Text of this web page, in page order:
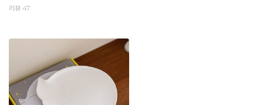
리뷰 47